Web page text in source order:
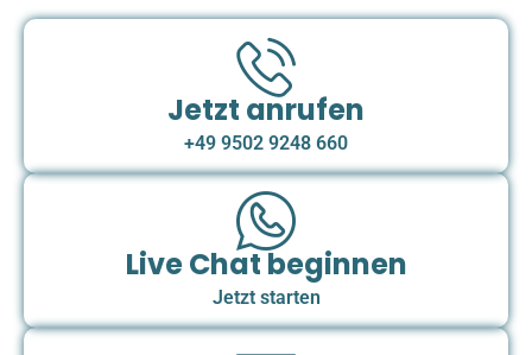
Jetzt anrufen
+49 9502 9248 660
Live Chat beginnen
Jetzt starten